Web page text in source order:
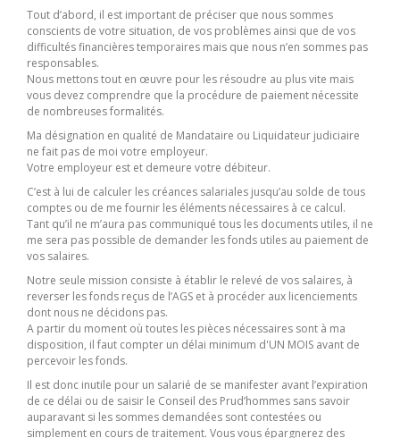
Tout d’abord, il est important de préciser que nous sommes
conscients de votre situation, de vos problèmes ainsi que de vos
difficultés financières temporaires mais que nous n’en sommes pas
responsables.
Nous mettons tout en œuvre pour les résoudre au plus vite mais
vous devez comprendre que la procédure de paiement nécessite
de nombreuses formalités.
Ma désignation en qualité de Mandataire ou Liquidateur judiciaire
ne fait pas de moi votre employeur.
Votre employeur est et demeure votre débiteur.
C’est à lui de calculer les créances salariales jusqu’au solde de tous
comptes ou de me fournir les éléments nécessaires à ce calcul.
Tant qu’il ne m’aura pas communiqué tous les documents utiles, il ne
me sera pas possible de demander les fonds utiles au paiement de
vos salaires.
Notre seule mission consiste à établir le relevé de vos salaires, à
reverser les fonds reçus de l’AGS et à procéder aux licenciements
dont nous ne décidons pas.
A partir du moment où toutes les pièces nécessaires sont à ma
disposition, il faut compter un délai minimum d'UN MOIS avant de
percevoir les fonds.
Il est donc inutile pour un salarié de se manifester avant l’expiration
de ce délai ou de saisir le Conseil des Prud’hommes sans savoir
auparavant si les sommes demandées sont contestées ou
simplement en cours de traitement. Vous vous épargnerez des